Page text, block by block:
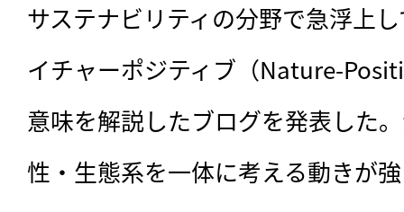
サステナビリティの分野で急浮上
イチャーポジティブ（Nature-
意味を解説したブログを発表した
性・生態系を一体に考える動きが